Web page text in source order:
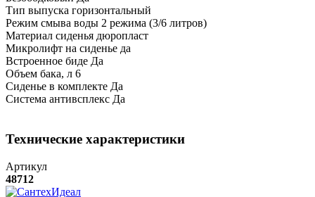
Тип выпуска горизонтальный
Режим смыва воды 2 режима (3/6 литров)
Материал сиденья дюропласт
Микролифт на сиденье да
Встроенное биде Да
Объем бака, л 6
Сиденье в комплекте Да
Система антивсплекс Да
Технические характеристики
Артикул
48712